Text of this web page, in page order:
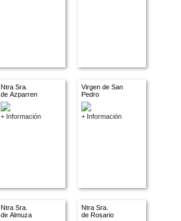
Ntra Sra.
de Azparren
+ Información
Virgen de San
Pedro
+ Información
Ntra Sra.
de Almuza
Ntra Sra.
de Rosario